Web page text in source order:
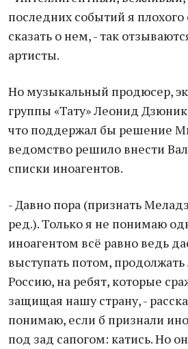
последних событий я
сказать о нем, - так
артисты.
Но музыкальный продюсер,
группы «Тату» Леонид Дзюник
что поддержал бы решение
ведомство решило внести
списки иноагентов.
- Давно пора (признать
ред.). Только я не понимаю
иноагентом всё равно ведь
выступать потом, продолжать
Россию, на ребят, которые
защищая нашу страну, -
понимаю, если б признали
под зад сапогом: катись. Но